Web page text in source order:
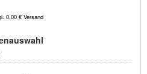
0,00 € Versand